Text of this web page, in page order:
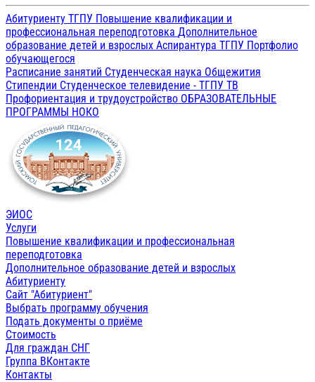
Абитуриенту ТГПУ Повышение квалификации и
профессиональная переподготовка Дополнительное
образование детей и взрослых Аспирантура ТГПУ Портфолио
обучающегося
Расписание занятий Студенческая наука Общежития
Стипендии Студенческое телевидение - ТГПУ ТВ
Профориентация и трудоустройство ОБРАЗОВАТЕЛЬНЫЕ
ПРОГРАММЫ НОКО
ЭИОС
Услуги
Повышение квалификации и профессиональная
переподготовка
Дополнительное образование детей и взрослых
Абитуриенту
Сайт "Абитуриент"
Выбрать программу обучения
Подать документы о приёме
Стоимость
Для граждан СНГ
Группа ВКонтакте
Контакты